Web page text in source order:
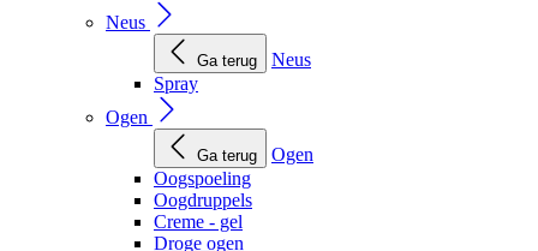
Neus
Ga terug
Neus
Spray
Ogen
Ga terug
Ogen
Oogspoeling
Oogdruppels
Creme - gel
Droge ogen